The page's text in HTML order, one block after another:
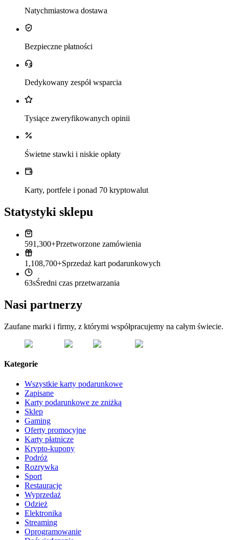
Natychmiastowa dostawa
Bezpieczne płatności
Dedykowany zespół wsparcia
Tysiące zweryfikowanych opinii
Świetne stawki i niskie opłaty
Karty, portfele i ponad 70 kryptowalut
Statystyki sklepu
591,300+Przetworzone zamówienia
1,108,700+Sprzedaż kart podarunkowych
63sŚredni czas przetwarzania
Nasi partnerzy
Zaufane marki i firmy, z którymi współpracujemy na całym świecie.
Kategorie
Wszystkie karty podarunkowe
Zapisane
Karty podarunkowe ze zniżką
Sklep
Gaming
Oferty promocyjne
Karty płatnicze
Krypto-kupony
Podróż
Rozrywka
Sport
Restauracje
Wyprzedaż
Odzież
Elektronika
Streaming
Oprogramowanie